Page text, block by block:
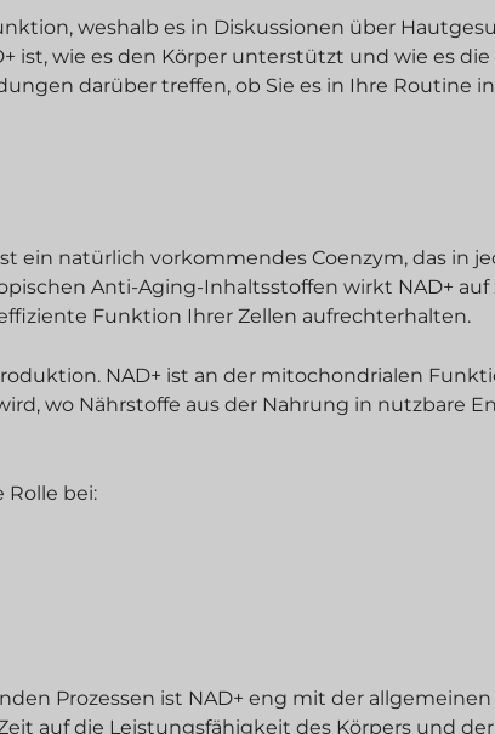
weshalb es in Diskussionen über
ist, wie es den Körper unterstützt und wie es die
darüber treffen, ob Sie es in Ihre Routine
ein natürlich vorkommendes Coenzym, das in
Anti-Aging-Inhaltsstoffen wirkt NAD+ auf
Funktion Ihrer Zellen aufrechterhalten.
NAD+ ist an der mitochondrialen
wo Nährstoffe aus der Nahrung in nutzbare
Rolle bei:
Prozessen ist NAD+ eng mit der allgemeinen
auf die Leistungsfähigkeit des Körpers und